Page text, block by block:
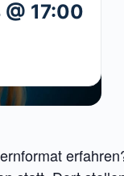
17:00